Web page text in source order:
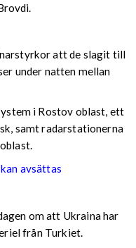
att de slagit till
under natten mellan
i Rostov oblast, ett
samt radarstationerna
avsättas
om att Ukraina har
från Turkiet.